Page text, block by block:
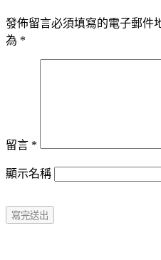
發佈留言必須填寫的電子郵件
為 *
留言 *
顯示名稱